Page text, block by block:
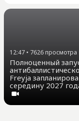
12:47 • 7626 просмотра
Полноценный
Freyja
середину 2027